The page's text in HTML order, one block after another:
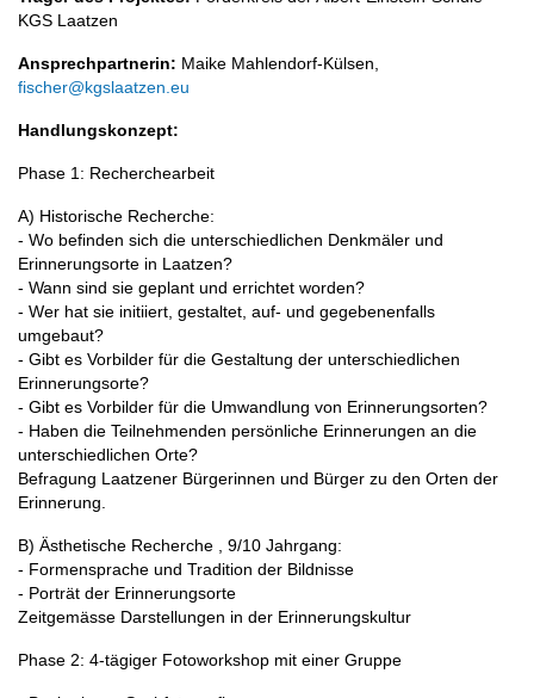
KGS Laatzen
Ansprechpartnerin: Maike Mahlendorf-Külsen,
fischer@kgslaatzen.eu
Handlungskonzept:
Phase 1: Recherchearbeit
A) Historische Recherche:
- Wo befinden sich die unterschiedlichen Denkmäler und
Erinnerungsorte in Laatzen?
- Wann sind sie geplant und errichtet worden?
- Wer hat sie initiiert, gestaltet, auf- und gegebenenfalls
umgebaut?
- Gibt es Vorbilder für die Gestaltung der unterschiedlichen
Erinnerungsorte?
- Gibt es Vorbilder für die Umwandlung von Erinnerungsorten?
- Haben die Teilnehmenden persönliche Erinnerungen an die
unterschiedlichen Orte?
Befragung Laatzener Bürgerinnen und Bürger zu den Orten der
Erinnerung.
B) Ästhetische Recherche , 9/10 Jahrgang:
- Formensprache und Tradition der Bildnisse
- Porträt der Erinnerungsorte
Zeitgemässe Darstellungen in der Erinnerungskultur
Phase 2: 4-tägiger Fotoworkshop mit einer Gruppe